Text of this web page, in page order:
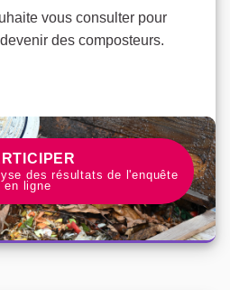
vous consulter pour
des composteurs.
des Lozaits ?
À LA
des résultats de l'enquête
en ligne